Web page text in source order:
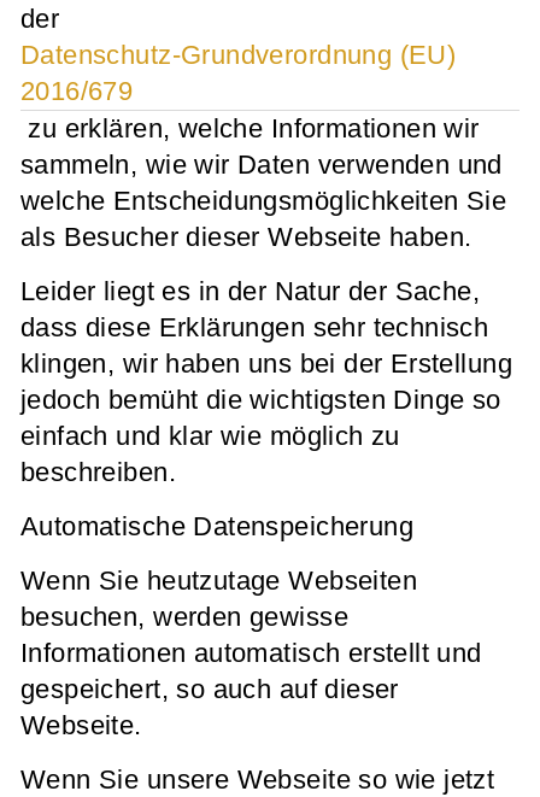
der
Datenschutz-Grundverordnung (EU)
2016/679
zu erklären, welche Informationen wir
sammeln, wie wir Daten verwenden und
welche Entscheidungsmöglichkeiten Sie
als Besucher dieser Webseite haben.
Leider liegt es in der Natur der Sache,
dass diese Erklärungen sehr technisch
klingen, wir haben uns bei der Erstellung
jedoch bemüht die wichtigsten Dinge so
einfach und klar wie möglich zu
beschreiben.
Automatische Datenspeicherung
Wenn Sie heutzutage Webseiten
besuchen, werden gewisse
Informationen automatisch erstellt und
gespeichert, so auch auf dieser
Webseite.
Wenn Sie unsere Webseite so wie jetzt